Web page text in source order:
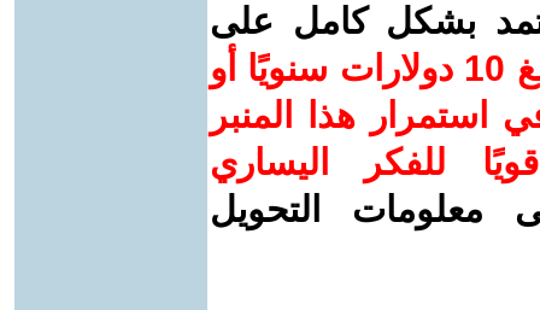
بشكل كامل على
ساهم/ي معنا! بدعمكم بمبلغ 10 دولارات سنويًا أو
استمرار هذا المنبر
للفكر اليساري
معلومات التحويل